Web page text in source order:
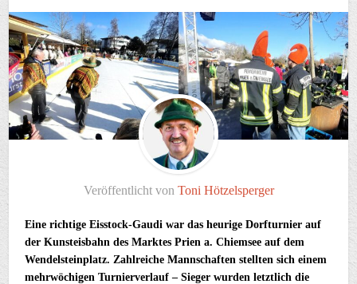
Veröffentlicht von Toni Hötzelsperger
Eine richtige Eisstock-Gaudi war das heurige Dorfturnier auf
der Kunsteisbahn des Marktes Prien a. Chiemsee auf dem
Wendelsteinplatz. Zahlreiche Mannschaften stellten sich einem
mehrwöchigen Turnierverlauf – Sieger wurden letztlich die